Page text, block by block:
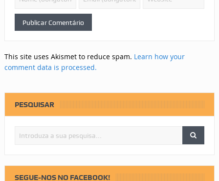
This site uses Akismet to reduce spam. Learn how your
comment data is processed.
PESQUISAR
SEGUE-NOS NO FACEBOOK!